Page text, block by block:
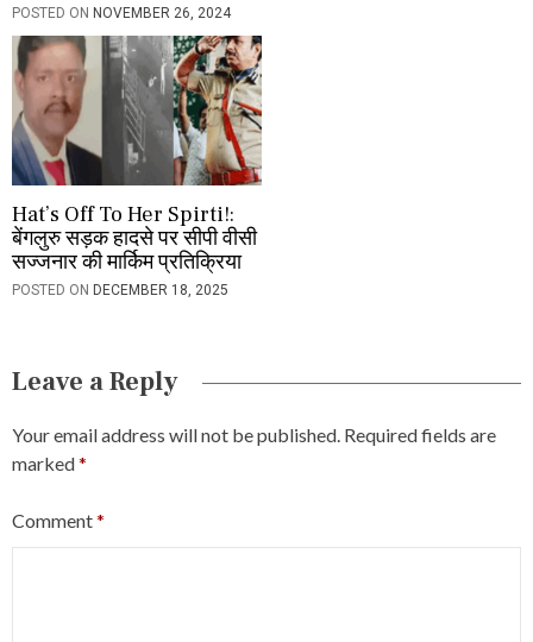
POSTED ON NOVEMBER 26, 2024
Hat’s Off To Her Spirti!:
बेंगलुरु सड़क हादसे पर सीपी वीसी
सज्जनार की मार्किम प्रतिक्रिया
POSTED ON DECEMBER 18, 2025
Leave a Reply
Your email address will not be published. Required fields are
marked*
Comment*